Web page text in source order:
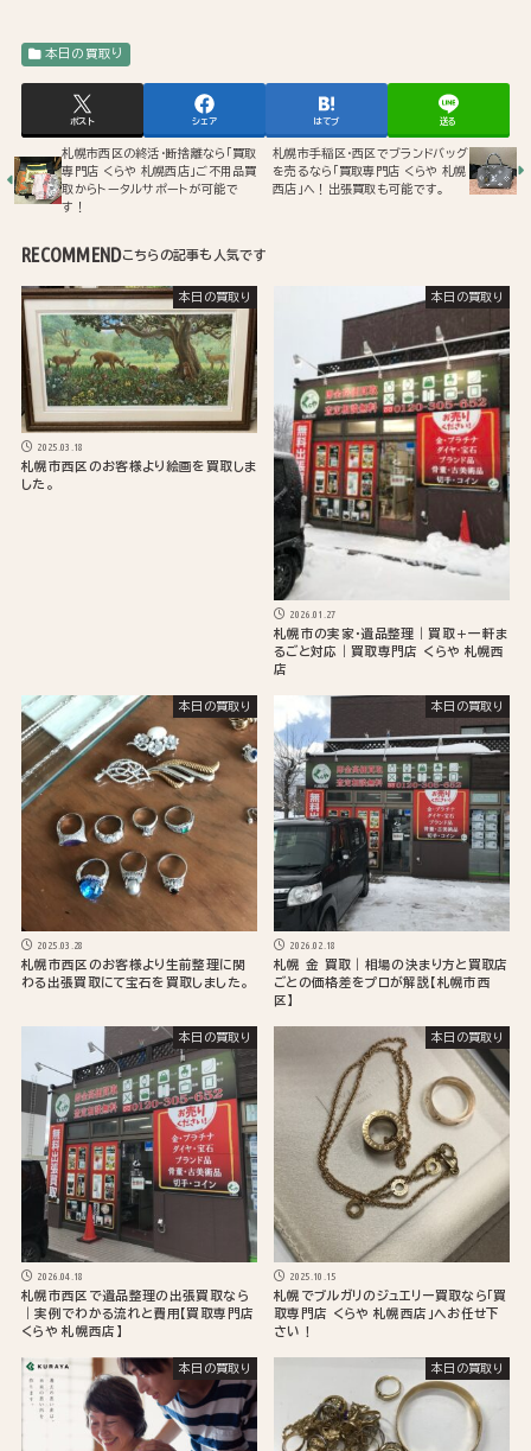
本日の買取り
ポスト シェア はてブ 送る
札幌市西区の終活・断捨離なら「買取
専門店 くらや 札幌西店」ご不用品買
取からトータルサポートが可能で
す！
札幌市手稲区・西区でブランドバッグ
を売るなら「買取専門店 くらや 札幌
西店」へ！出張買取も可能です。
RECOMMEND
本日の買取り
2025.03.18
札幌市西区のお客様より絵画を買取しま
した。
本日の買取り
2026.01.27
札幌市の実家・遺品整理｜買取＋一軒ま
るごと対応｜買取専門店 くらや 札幌西
店
本日の買取り
2025.03.28
札幌市西区のお客様より生前整理に関
わる出張買取にて宝石を買取しました。
本日の買取り
2026.02.18
札幌 金 買取｜相場の決まり方と買取店
ごとの価格差をプロが解説【札幌市西
区】
本日の買取り
2026.04.18
札幌市西区で遺品整理の出張買取なら
｜実例でわかる流れと費用【買取専門店
くらや 札幌西店】
本日の買取り
2025.10.15
札幌でブルガリのジュエリー買取なら「買
取専門店 くらや 札幌西店」へお任せ下
さい！
本日の買取り 本日の買取り